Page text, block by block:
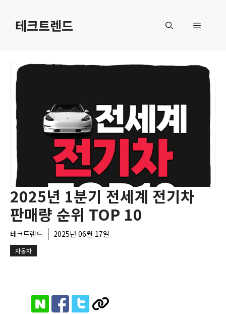
테크트렌드 메
2025년 1분기 전세계 전기차
판매량 순위 TOP 10
테크트렌드 2025년 06월 17일
자동차